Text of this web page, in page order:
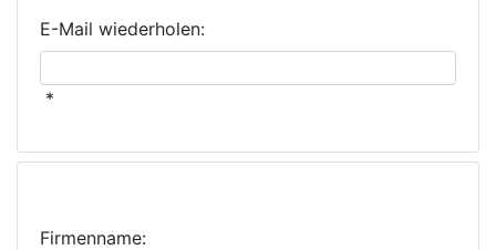
E-Mail wiederholen:
*
Firmenname: